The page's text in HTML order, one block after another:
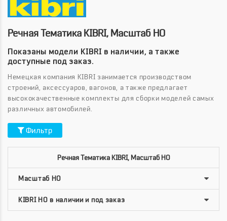
Речная Тематика KIBRI, Масштаб HO
Показаны модели KIBRI в наличии, а также
доступные под заказ.
Немецкая компания KIBRI занимается производством
строений, аксессуаров, вагонов, а также предлагает
высококачественные комплекты для сборки моделей самых
различных автомобилей.
Фильтр
Речная Тематика KIBRI, Масштаб HO